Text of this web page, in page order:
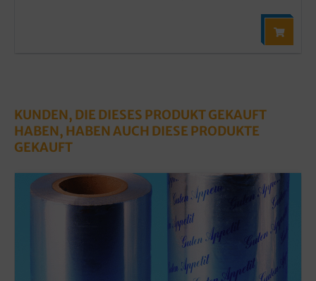
KUNDEN, DIE DIESES PRODUKT GEKAUFT
HABEN, HABEN AUCH DIESE PRODUKTE
GEKAUFT